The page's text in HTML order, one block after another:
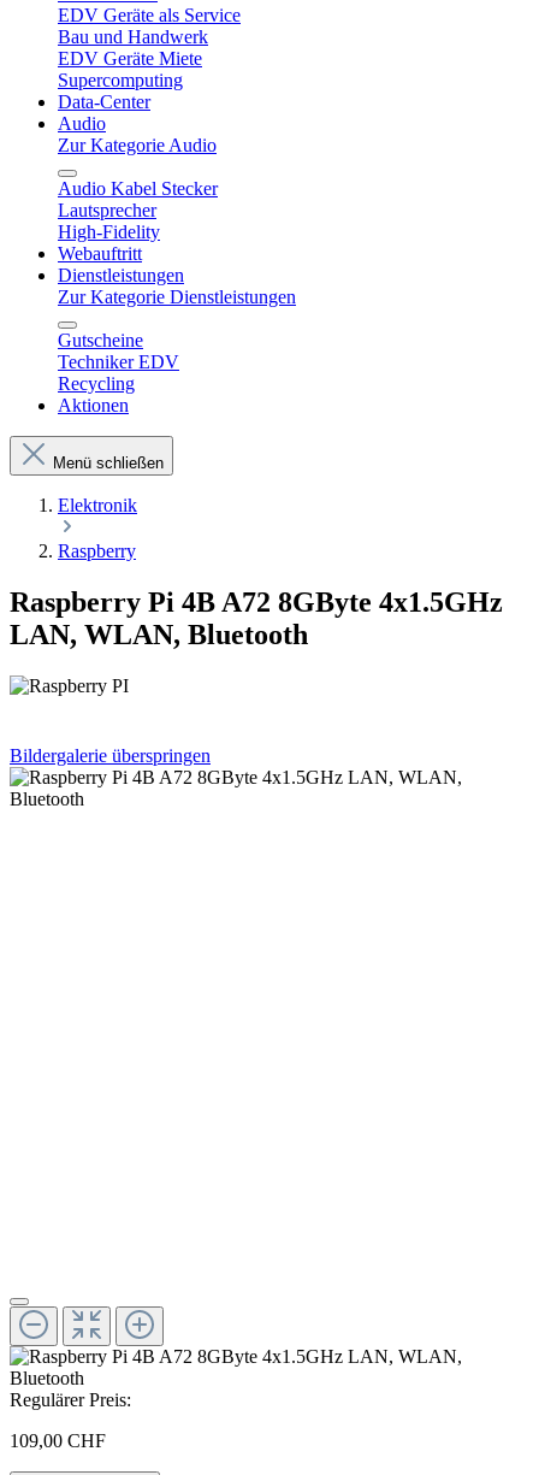
EDV Geräte als Service
Bau und Handwerk
EDV Geräte Miete
Supercomputing
Data-Center
Audio
Zur Kategorie Audio
Audio Kabel Stecker
Lautsprecher
High-Fidelity
Webauftritt
Dienstleistungen
Zur Kategorie Dienstleistungen
Gutscheine
Techniker EDV
Recycling
Aktionen
Menü schließen
Elektronik
Raspberry
Raspberry Pi 4B A72 8GByte 4x1.5GHz
LAN, WLAN, Bluetooth
Bildergalerie überspringen
Regulärer Preis:
109,00 CHF